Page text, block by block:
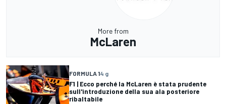
More from
McLaren
FORMULA 14 g
F1 | Ecco perché la McLaren è stata prudente
sull'introduzione della sua ala posteriore
ribaltabile